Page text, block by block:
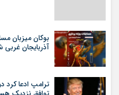
بوکان میزبان
آذربایجان غربی
ترامپ ادعا